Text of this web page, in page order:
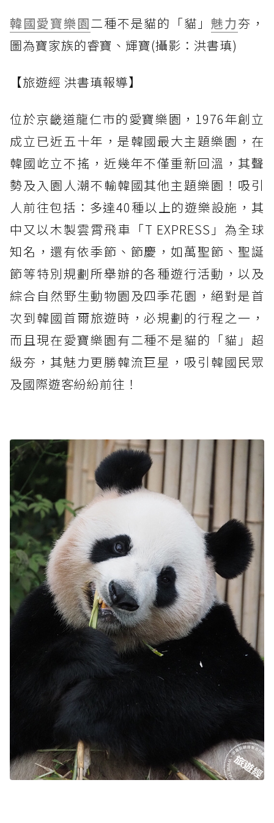
韓國愛寶樂園二種不是貓的「貓」 魅力夯，
圖為寶家族的睿寶、輝寶(攝影：洪書瑱)
【旅遊經 洪書瑱報導】
位於京畿道龍仁市的愛寶樂園，1976年創立
成立已近五十年，是韓國最大主題樂園，在
韓國屹立不搖，近幾年不僅重新回溫，其聲
勢及入園人潮不輸韓國其他主題樂園！吸引
人前往包括：多達40種以上的遊樂設施，其
中又以木製雲霄飛車「T EXPRESS」為全球
知名，還有依季節、節慶，如萬聖節、聖誕
節等特別規劃所舉辦的各種遊行活動，以及
綜合自然野生動物園及四季花園，絕對是首
次到韓國首爾旅遊時，必規劃的行程之一，
而且現在愛寶樂園有二種不是貓的「貓」超
級夯，其魅力更勝韓流巨星，吸引韓國民眾
及國際遊客紛紛前往！